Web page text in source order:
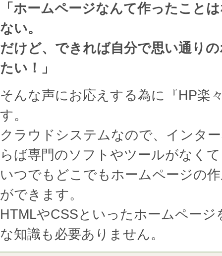
「ホームページなんて作ったこと
ない。
だけど、できれば自分で思い通り
たい！」
そんな声にお応えする為に『HP楽
す。
クラウドシステムなので、インタ
らば専門のソフトやツールがなく
いつでもどこでもホームページの
ができます。
HTMLやCSSといったホームペー
な知識も必要ありません。